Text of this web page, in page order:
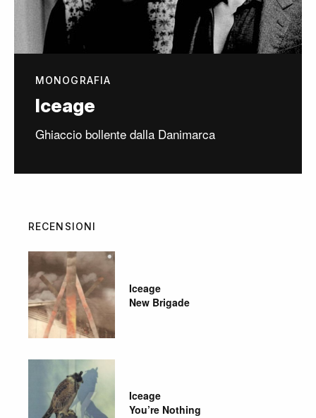
MONOGRAFIA
Iceage
Ghiaccio bollente dalla Danimarca
RECENSIONI
Iceage
New Brigade
Iceage
You’re Nothing